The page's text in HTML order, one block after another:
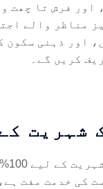
اور فرش تا چھت
مناظر والے
کریں گے۔
شہریت
لیے 100% اہل ہے۔
کی خدمت مفت